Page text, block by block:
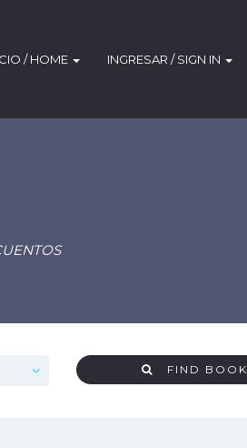
/ HOME INGRESAR / SIGN IN
FIND BOOK